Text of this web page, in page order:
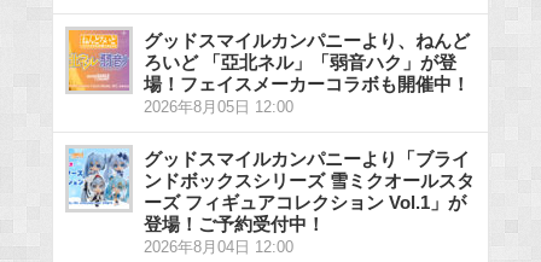
グッドスマイルカンパニーより、ねんど
ろいど 「亞北ネル」「弱音ハク」が登
場！フェイスメーカーコラボも開催中！
2026年8月05日 12:00
グッドスマイルカンパニーより「ブライ
ンドボックスシリーズ 雪ミクオールスタ
ーズ フィギュアコレクション Vol.1」が
登場！ご予約受付中！
2026年8月04日 12:00